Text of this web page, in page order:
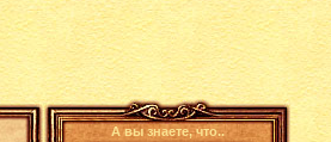
А вы знаете, что..